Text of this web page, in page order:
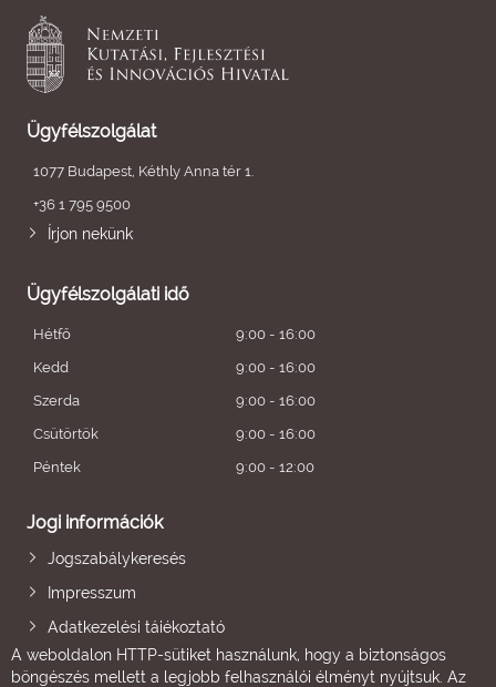
Ügyfélszolgálat
1077 Budapest, Kéthly Anna tér 1.
+36 1 795 9500
Írjon nekünk
Ügyfélszolgálati idő
Hétfő
9:00 - 16:00
Kedd
9:00 - 16:00
Szerda
9:00 - 16:00
Csütörtök
9:00 - 16:00
Péntek
9:00 - 12:00
Jogi információk
Jogszabálykeresés
Impresszum
Adatkezelési tájékoztató
A weboldalon HTTP-sütiket használunk, hogy a biztonságos
böngészés mellett a legjobb felhasználói élményt nyújtsuk. Az